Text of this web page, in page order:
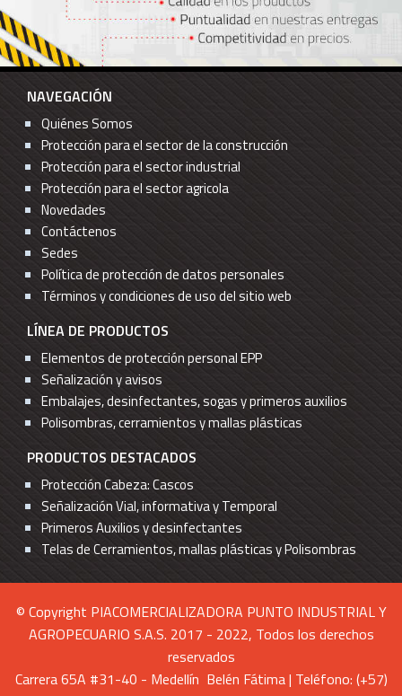
NAVEGACIÓN
Quiénes Somos
Protección para el sector de la construcción
Protección para el sector industrial
Protección para el sector agricola
Novedades
Contáctenos
Sedes
Política de protección de datos personales
Términos y condiciones de uso del sitio web
LÍNEA DE PRODUCTOS
Elementos de protección personal EPP
Señalización y avisos
Embalajes, desinfectantes, sogas y primeros auxilios
Polisombras, cerramientos y mallas plásticas
PRODUCTOS DESTACADOS
Protección Cabeza: Cascos
Señalización Vial, informativa y Temporal
Primeros Auxilios y desinfectantes
Telas de Cerramientos, mallas plásticas y Polisombras
© Copyright PIACOMERCIALIZADORA PUNTO INDUSTRIAL Y
AGROPECUARIO S.A.S. 2017 - 2022, Todos los derechos
reservados
Carrera 65A #31-40 - Medellín Belén Fátima | Teléfono: (+57)